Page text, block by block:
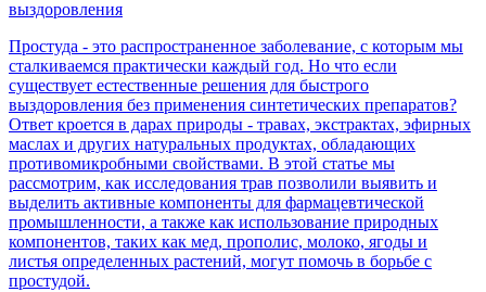
выздоровления
Простуда - это распространенное заболевание, с которым мы
сталкиваемся практически каждый год. Но что если
существует естественные решения для быстрого
выздоровления без применения синтетических препаратов?
Ответ кроется в дарах природы - травах, экстрактах, эфирных
маслах и других натуральных продуктах, обладающих
противомикробными свойствами. В этой статье мы
рассмотрим, как исследования трав позволили выявить и
выделить активные компоненты для фармацевтической
промышленности, а также как использование природных
компонентов, таких как мед, прополис, молоко, ягоды и
листья определенных растений, могут помочь в борьбе с
простудой.